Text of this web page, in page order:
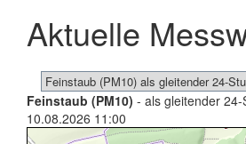
Aktuelle
Feinstaub (PM10) - als gleitender
10.08.2026 11:00